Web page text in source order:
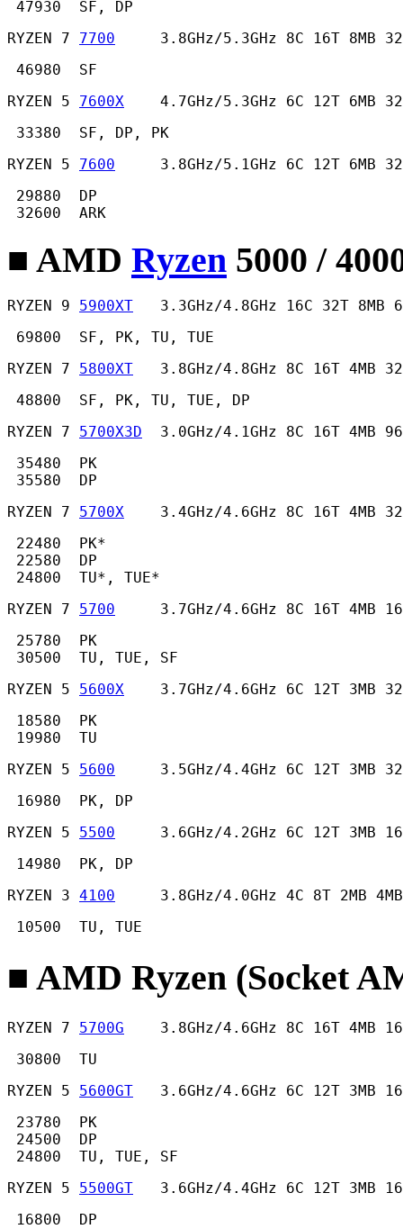
47930  SF, DP
RYZEN 7 7700
3.8GHz/5.3GHz 8C 16T 8MB
46980  SF
RYZEN 5 7600X
4.7GHz/5.3GHz 6C 12T 6MB
33380  SF, DP, PK
RYZEN 5 7600
3.8GHz/5.1GHz 6C 12T 6MB
29880  DP
32600  ARK
■ AMD Ryzen 5000 /
RYZEN 9 5900XT
3.3GHz/4.8GHz 16C 32T 8MB
69800  SF, PK, TU, TUE
RYZEN 7 5800XT
3.8GHz/4.8GHz 8C 16T 4MB
48800  SF, PK, TU, TUE, DP
RYZEN 7 5700X3D
3.0GHz/4.1GHz 8C 16T 4MB
35480  PK
35580  DP
RYZEN 7 5700X
3.4GHz/4.6GHz 8C 16T 4MB
22480  PK*
22580  DP
24800  TU*, TUE*
RYZEN 7 5700
3.7GHz/4.6GHz 8C 16T 4MB
25780  PK
30500  TU, TUE, SF
RYZEN 5 5600X
3.7GHz/4.6GHz 6C 12T 3MB
18580  PK
19980  TU
RYZEN 5 5600
3.5GHz/4.4GHz 6C 12T 3MB
16980  PK, DP
RYZEN 5 5500
3.6GHz/4.2GHz 6C 12T 3MB
14980  PK, DP
RYZEN 3 4100
3.8GHz/4.0GHz 4C 8T 2MB
10500  TU, TUE
■ AMD Ryzen (Socket
RYZEN 7 5700G
3.8GHz/4.6GHz 8C 16T 4MB
30800  TU
RYZEN 5 5600GT
3.6GHz/4.6GHz 6C 12T 3MB
23780  PK
24500  DP
24800  TU, TUE, SF
RYZEN 5 5500GT
3.6GHz/4.4GHz 6C 12T 3MB
16800  DP